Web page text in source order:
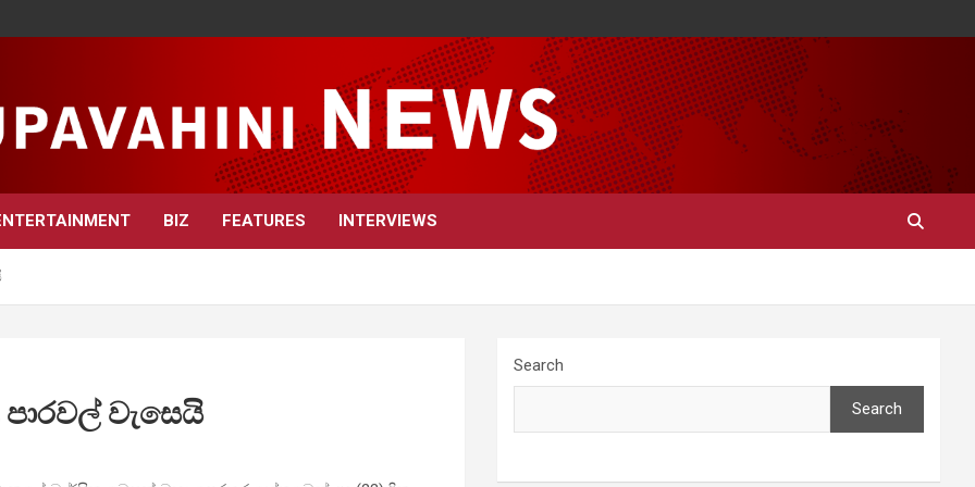
BIZ FEATURES INTERVIEWS
වැසෙයි
Search
Search